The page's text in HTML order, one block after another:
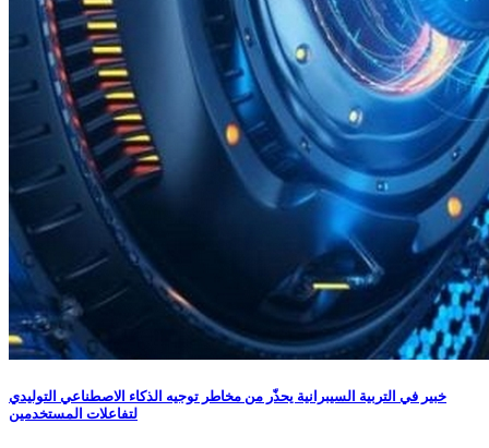
خبير في التربية السيبرانية يحذّر من مخاطر توجيه الذكاء الاصطناعي التوليدي
لتفاعلات المستخدمين